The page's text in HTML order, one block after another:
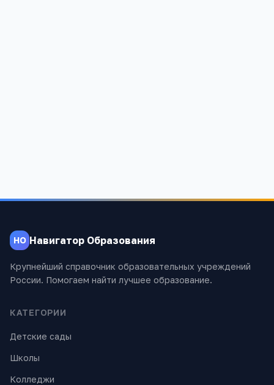
НО Навигатор Образования
Крупнейший справочник образовательных учреждений
России. Помогаем найти лучшее образование.
КАТЕГОРИИ
Детские сады
Школы
Колледжи